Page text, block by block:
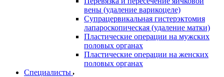
вены (удаление варикоцеле)
Супрацервикальная гистерэктомия
лапароскопическая (удаление матки)
Пластические операции на мужских
половых органах
Пластические операции на женских
половых органах
Специалисты